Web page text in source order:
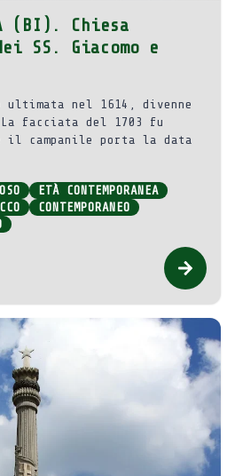
(BI). Chiesa
SS. Giacomo e
ultimata nel 1614, divenne
facciata del 1703 fu
il campanile porta la data
ETÀ CONTEMPORANEA
CONTEMPORANEO